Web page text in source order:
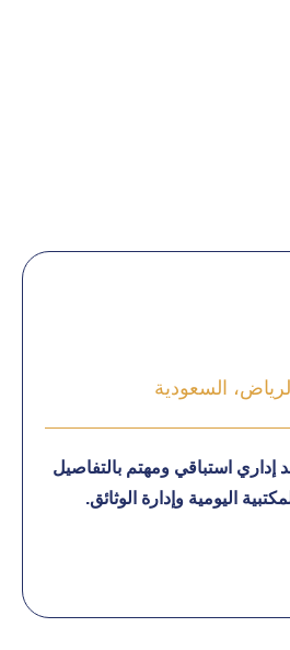
السعودية
استباقي ومهتم بالتفاصيل
اليومية وإدارة الوثائق.